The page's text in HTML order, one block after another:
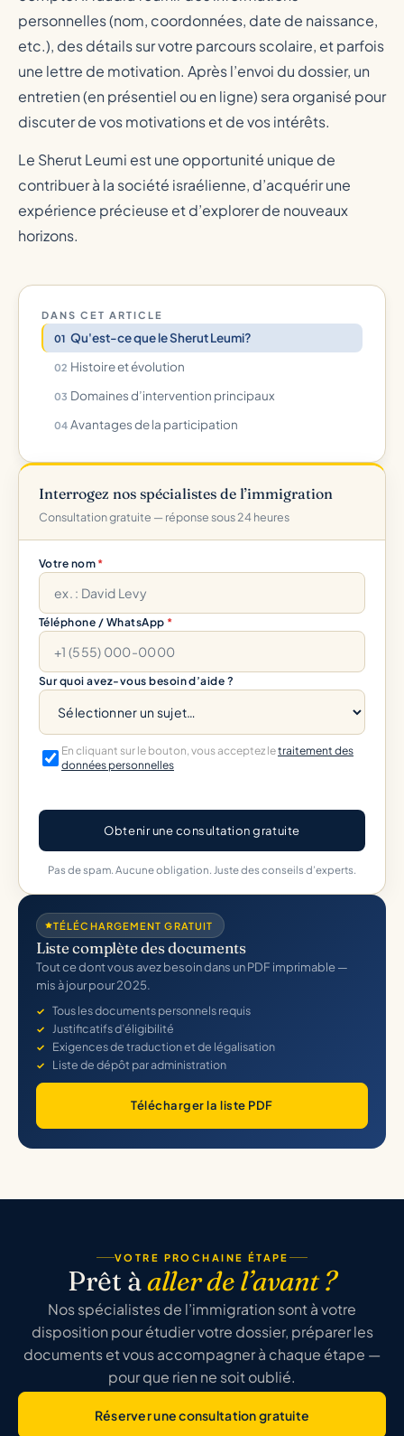
personnelles (nom, coordonnées, date de naissance,
etc.), des détails sur votre parcours scolaire, et parfois
une lettre de motivation. Après l’envoi du dossier, un
entretien (en présentiel ou en ligne) sera organisé pour
discuter de vos motivations et de vos intérêts.
Le Sherut Leumi est une opportunité unique de
contribuer à la société israélienne, d’acquérir une
expérience précieuse et d’explorer de nouveaux
horizons.
DANS CET ARTICLE
Qu'est-ce que le Sherut Leumi?
Histoire et évolution
Domaines d’intervention principaux
Avantages de la participation
Interrogez nos spécialistes de l’immigration
Consultation gratuite — réponse sous 24 heures
Votre nom *
Téléphone / WhatsApp *
Sur quoi avez-vous besoin d’aide ?
En cliquant sur le bouton, vous acceptez letraitement des
données personnelles
Obtenir une consultation gratuite
Pas de spam. Aucune obligation. Juste des conseils d’experts.
TÉLÉCHARGEMENT GRATUIT
Liste complète des documents
Tout ce dont vous avez besoin dans un PDF imprimable —
mis à jour pour 2025.
Tous les documents personnels requis
Justificatifs d’éligibilité
Exigences de traduction et de légalisation
Liste de dépôt par administration
Télécharger la liste PDF
VOTRE PROCHAINE ÉTAPE
Prêt àaller de l’avant ?
Nos spécialistes de l’immigration sont à votre
disposition pour étudier votre dossier, préparer les
documents et vous accompagner à chaque étape —
pour que rien ne soit oublié.
Réserver une consultation gratuite